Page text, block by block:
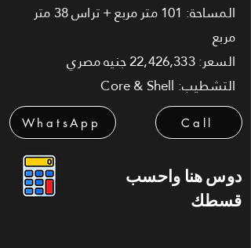
المساحة: 101 متر مربع + تراس 38 متر
مربع
السعر: 22,426,333 جنيه مصري
التشطيب: Core & Shell
WhatsApp Call
دوس هنا واحسب
قسطك